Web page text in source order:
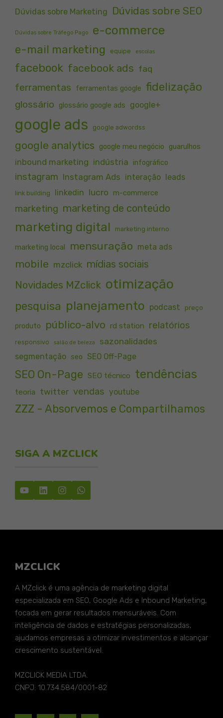
Dúvidas sobre Marketing Dúvidas sobre SEO
Dúvidas sobre Tráfego Pago e-commerce
e-mail marketing equipe escolas
facebook facebook ads faq
ferramentas ferramentas google fidelização
glossário glossário google ads google+
google ads google adwordss
google analytics google meu negócio guarulhos
inbound marketing indústria infográfico
instagram Instagram Ads interação leads
link building linkedin lucro m-commerce
marketing marketing de conteúdo
marketing digital marketing interno
marketing local mensuração meta ads
mobile mzclick mídias sociais
Novidades MZclick otimização
pesquisa planejamento podcast preço
produto público-alvo rd station relatórios
responsivo salão de beleza sazonalidades
segmentação seo SEO Off-Page
SEO On-Page SEO técnico tendências
teoria twitter vendas youtube
ZZZ - Absorvemos e Compartilhamos
SIGA A MZCLICK
MZCLICK
A MZclick é uma agência de marketing digital
especializada em SEO, Google Ads e Inbound Marketing,
focada em gerar resultados mensuráveis. Com
inteligência de dados e estratégias personalizadas,
ajudamos empresas a otimizar investimentos e alcançar
crescimento sustentável.
MZCLICK MEDIA LTDA.
CNPJ: 10.734.584/0001-82